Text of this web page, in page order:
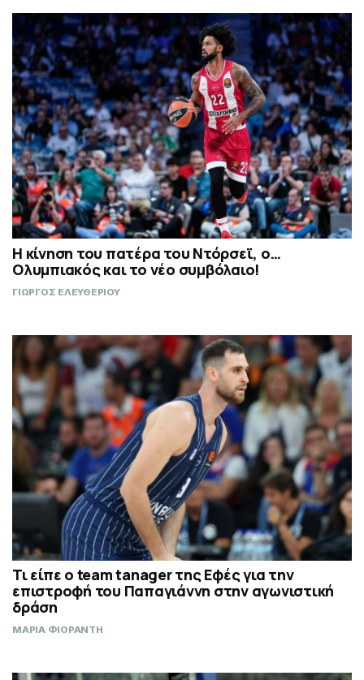
Η κίνηση του πατέρα του Ντόρσεϊ, ο…
Ολυμπιακός και το νέο συμβόλαιο!
ΓΙΩΡΓΟΣ ΕΛΕΥΘΕΡΙΟΥ
Τι είπε ο team tanager της Εφές για την
επιστροφή του Παπαγιάννη στην αγωνιστική
δράση
ΜΑΡΙΑ ΦΙΟΡΑΝΤΗ